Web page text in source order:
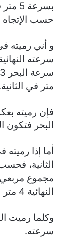
حسب الإتجاه
و أني رميته
متر في الثانية.
فإن رميته
البحر فتكون النتيجة 2 متر
الثانية،
مجموع
النهائية 4 متر في الثانية.
وكلما رميت
سرعته.